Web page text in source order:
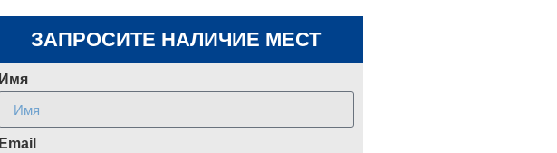
ЗАПРОСИТЕ НАЛИЧИЕ МЕСТ
Имя
Email